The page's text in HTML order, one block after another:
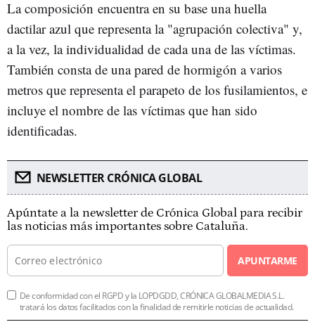
La composición encuentra en su base una huella
dactilar azul que representa la "agrupación colectiva" y,
a la vez, la individualidad de cada una de las víctimas.
También consta de una pared de hormigón a varios
metros que representa el parapeto de los fusilamientos, e
incluye el nombre de las víctimas que han sido
identificadas.
NEWSLETTER CRÓNICA GLOBAL
Apúntate a la newsletter de Crónica Global para recibir
las noticias más importantes sobre Cataluña.
APUNTARME
De conformidad con el RGPD y la LOPDGDD, CRÓNICA GLOBALMEDIA S.L.
tratará los datos facilitados con la finalidad de remitirle noticias de actualidad.